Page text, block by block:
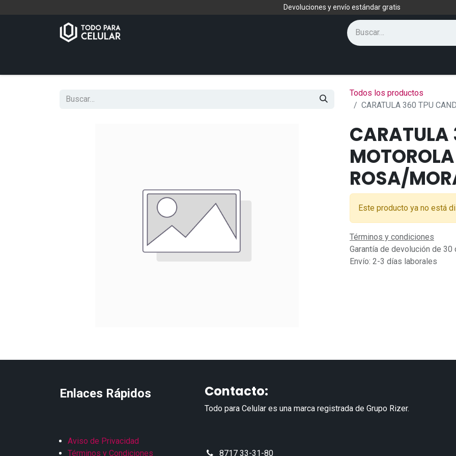
Devoluciones y envío estándar gratis
Todos los productos
CARATULA 360 TPU
ROSA/
Este producto ya no está
Términos y condiciones
Garantía de devolución de 30
Envío: 2-3 días laborales
Enlaces Rápidos Contacto:
Todo para Celular es una marca registrada de Grupo Rizer.
Aviso de Privacidad
Términos y Condiciones
8717 33-31-80